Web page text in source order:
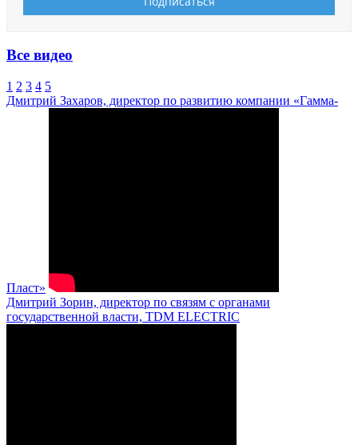
Все видео
1 2 3 4 5
Дмитрий Захаров, директор по развитию компании «Гамма-
Пласт»
Дмитрий Зорин, директор по связям с органами
государственной власти, TDM ELECTRIC